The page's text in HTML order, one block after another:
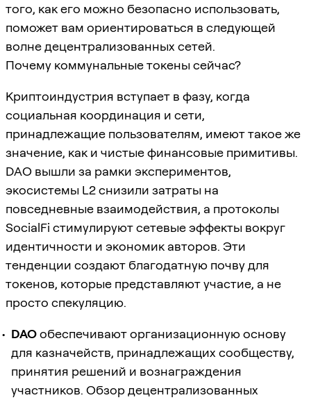
того, как его можно безопасно использовать,
поможет вам ориентироваться в следующей
волне децентрализованных сетей.
Почему коммунальные токены сейчас?
Криптоиндустрия вступает в фазу, когда
социальная координация и сети,
принадлежащие пользователям, имеют такое же
значение, как и чистые финансовые примитивы.
DAO вышли за рамки экспериментов,
экосистемы L2 снизили затраты на
повседневные взаимодействия, а протоколы
SocialFi стимулируют сетевые эффекты вокруг
идентичности и экономик авторов. Эти
тенденции создают благодатную почву для
токенов, которые представляют участие, а не
просто спекуляцию.
DAOобеспечивают организационную основу
для казначейств, принадлежащих сообществу,
принятия решений и вознаграждения
участников. Обзор децентрализованных